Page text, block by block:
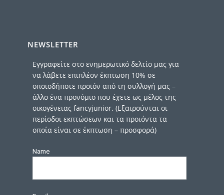
NEWSLETTER
Εγγραφείτε στο ενημερωτικό δελτίο μας για
να λάβετε επιπλέον έκπτωση 10% σε
οποιοδήποτε προϊόν από τη συλλογή μας –
άλλο ένα προνόμιο που έχετε ως μέλος της
οικογένειας fancyjunior. (Εξαιρούνται οι
περίοδοι εκπτώσεων και τα προιόντα τα
οποία είναι σε έκπτωση – προσφορά)
Name